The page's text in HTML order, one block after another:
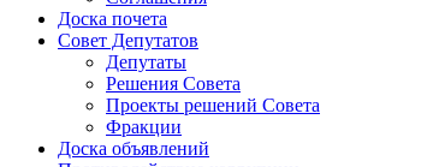
Доска почета
Совет Депутатов
Депутаты
Решения Совета
Проекты решений Совета
Фракции
Доска объявлений